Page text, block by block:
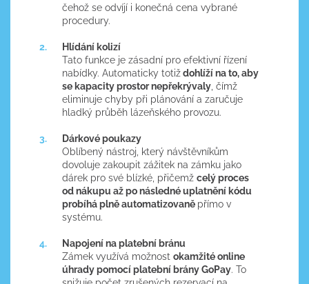
čehož se odvíjí i konečná cena vybrané
procedury.
Hlídání kolizí
Tato funkce je zásadní pro efektivní řízení
nabídky. Automaticky totiždohlíží na to, aby
se kapacity prostor nepřekrývaly , čímž
eliminuje chyby při plánování a zaručuje
hladký průběh lázeňského provozu.
Dárkové poukazy
Oblíbený nástroj, který návštěvníkům
dovoluje zakoupit zážitek na zámku jako
dárek pro své blízké, přičemžcelý proces
od nákupu až po následné uplatnění kódu
probíhá plně automatizovaně přímo v
systému.
Napojení na platební bránu
Zámek využívá možnostokamžité online
úhrady pomocí platební brány GoPay. To